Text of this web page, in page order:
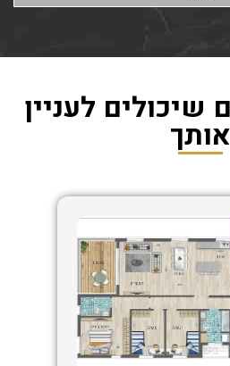
שיכולים לעניין
אותך